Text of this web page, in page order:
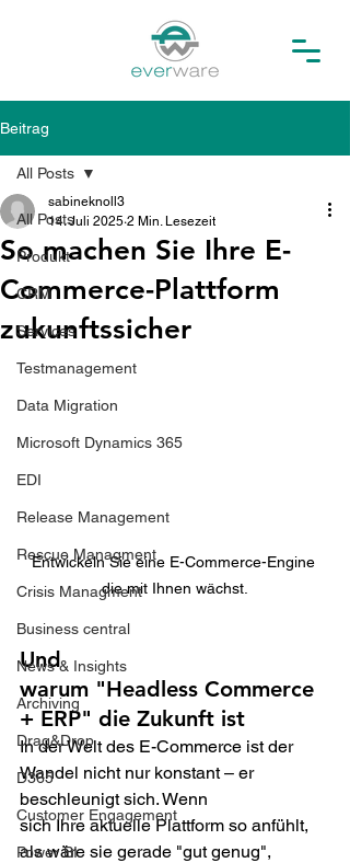
Beitrag
All Posts
Produkt
CRM
Services
Testmanagement
Data Migration
Microsoft Dynamics 365
EDI
Release Management
Rescue Managment
Crisis Managment
Business central
News & Insights
Archiving
Drag&Drop
D365
Customer Engagement
Power BI
All Posts
So machen Sie Ihre E-
Commerce-Plattform
zukunftssicher
sabineknoll3
14. Juli 2025 2 Min. Lesezeit
Entwickeln Sie eine E-Commerce-Engine
die mit Ihnen wächst.
Und
warum "Headless Commerce
+ ERP" die Zukunft ist
In der Welt des E-Commerce ist der
Wandel nicht nur konstant – er
beschleunigt sich. Wenn
sich Ihre aktuelle Plattform so anfühlt,
als wäre sie gerade "gut genug",